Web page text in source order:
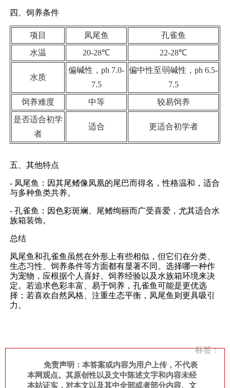
四、饲养条件
项目 凤尾鱼
孔雀鱼
水温
20-28℃ 22-28℃
水质
偏碱性，ph 7.0-
7.5
偏中性至弱碱性，ph 6.5-
7.5
饲养难度
中等
较易饲养
是否适合初学
者
适合 更适合初学者
五、其他特点
- 凤尾鱼：因其尾鳍像凤凰的尾巴而得名，性格温和，适合
与多种鱼类共养。
- 孔雀鱼：因色彩斑斓、尾鳍绚丽而广受喜爱，尤其适合水
族箱装饰。
总结
凤尾鱼和孔雀鱼虽然在外形上有些相似，但它们在分类、
生态习性、饲养条件等方面都有显著不同。选择哪一种作
为宠物，应根据个人喜好、饲养经验以及水族箱环境来决
定。若追求色彩丰富、易于饲养，孔雀鱼可能是更优选
择；若喜欢自然风格、注重生态平衡，凤尾鱼则更具吸引
力。
标签：
免责声明：本答案或内容为用户上传，不代表
本网观点。其原创性以及文中陈述文字和内容未经
本站证实，对本文以及其中全部或者部分内容、文